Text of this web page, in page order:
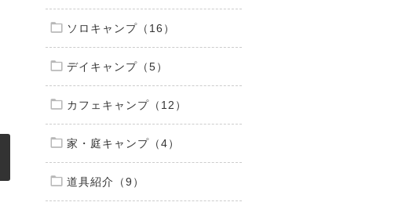
ソロキャンプ（16）
デイキャンプ（5）
カフェキャンプ（12）
家・庭キャンプ（4）
道具紹介（9）